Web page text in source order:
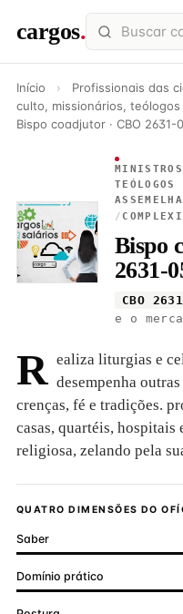
cargos.
Início › Profissionais das
culto, missionários,
Bispo coadjutor · CBO 2631-
/
Bispo
2631-
CBO
e o
R ealiza liturgias e
desempenha
crenças, fé e tradições.
casas, quartéis, hospitais
religiosa, zelando pela
QUATRO DIMENSÕES DO
Saber
Domínio prático